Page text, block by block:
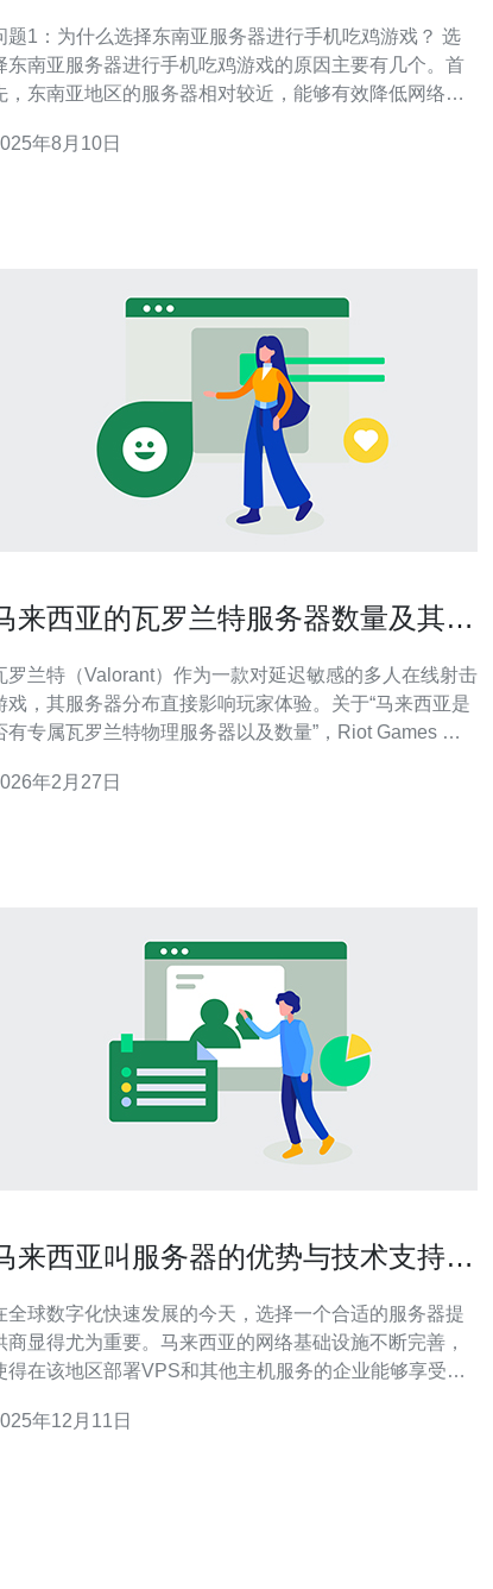
题1：为什么选择东南亚服务器进行手机吃鸡游戏？ 选
东南亚服务器进行手机吃鸡游戏的原因主要有几个。首
，东南亚地区的服务器相对较近，能够有效降低网络延
多的玩家，选择该服务器可以增加游戏的匹配速度和乐
年8月10日
来西亚的瓦罗兰特服务器数量及其分
罗兰特（Valorant）作为一款对延迟敏感的多人在线射击
戏，其服务器分布直接影响玩家体验。关于“马来西亚是
有专属瓦罗兰特物理服务器以及数量”，Riot Games 并
下，马来西亚玩家会被归入东南亚（SEA）区，由靠近
年2月27日
来西亚叫服务器的优势与技术支持分
全球数字化快速发展的今天，选择一个合适的服务器提
商显得尤为重要。马来西亚的网络基础设施不断完善，
得在该地区部署VPS和其他主机服务的企业能够享受到
器优势、技术支持以及为何推荐德讯电讯作为首选服务
年12月11日